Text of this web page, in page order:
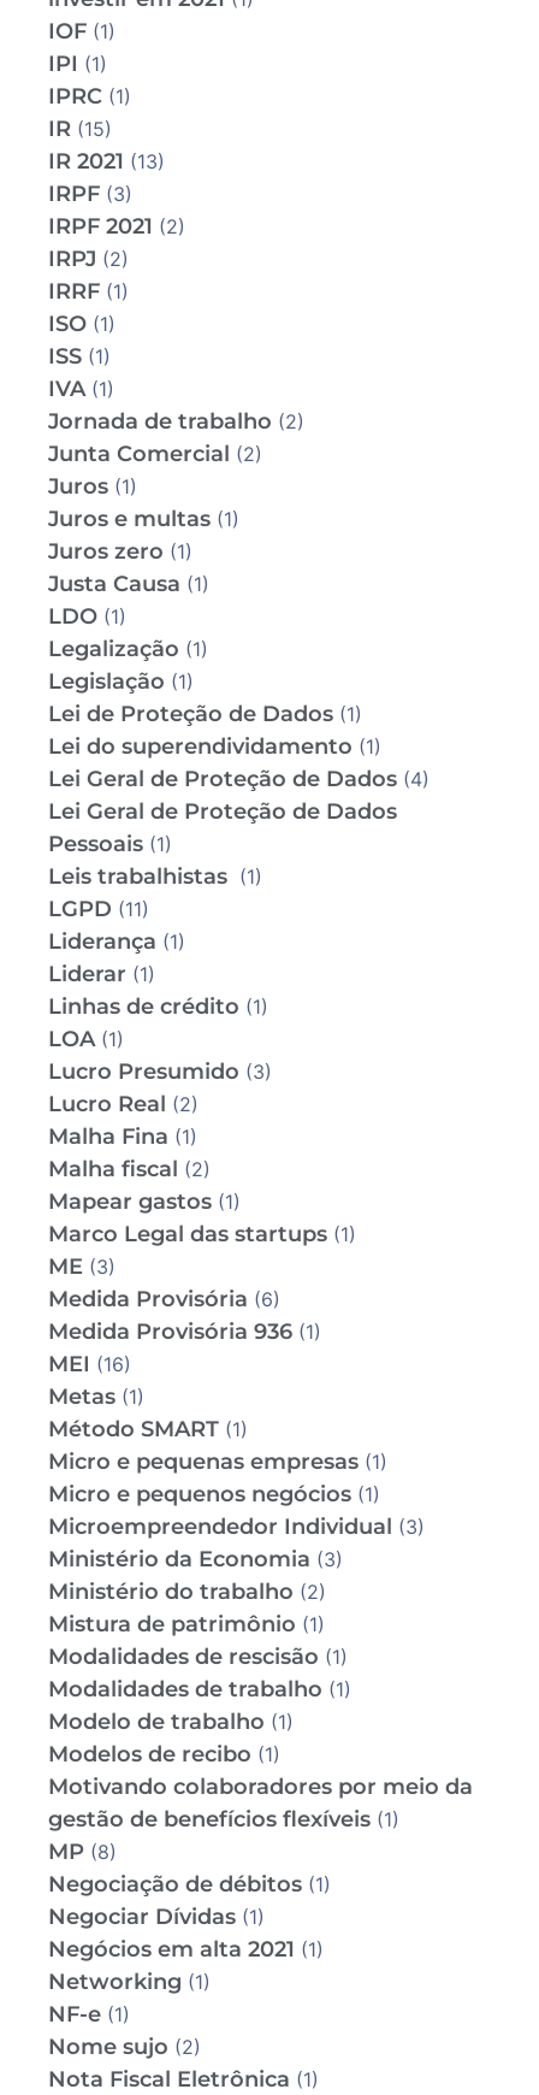
IOF (1)
IPI (1)
IPRC (1)
IR (15)
IR 2021 (13)
IRPF (3)
IRPF 2021 (2)
IRPJ (2)
IRRF (1)
ISO (1)
ISS (1)
IVA(1)
Jornada de trabalho (2)
Junta Comercial (2)
Juros (1)
Juros e multas (1)
Juros zero (1)
Justa Causa (1)
LDO (1)
Legalização (1)
Legislação (1)
Lei de Proteção de Dados (1)
Lei do superendividamento (1)
Lei Geral de Proteção de Dados (4)
Lei Geral de Proteção de Dados
Pessoais (1)
Leis trabalhistas (1)
LGPD (11)
Liderança (1)
Liderar (1)
Linhas de crédito (1)
LOA(1)
Lucro Presumido (3)
Lucro Real (2)
Malha Fina (1)
Malha fiscal (2)
Mapear gastos (1)
Marco Legal das startups (1)
ME (3)
Medida Provisória (6)
Medida Provisória 936 (1)
MEI (16)
Metas (1)
Método SMART (1)
Micro e pequenas empresas (1)
Micro e pequenos negócios (1)
Microempreendedor Individual (3)
Ministério da Economia (3)
Ministério do trabalho (2)
Mistura de patrimônio (1)
Modalidades de rescisão (1)
Modalidades de trabalho (1)
Modelo de trabalho (1)
Modelos de recibo (1)
Motivando colaboradores por meio da
gestão de benefícios flexíveis (1)
MP (8)
Negociação de débitos (1)
Negociar Dívidas (1)
Negócios em alta 2021 (1)
Networking (1)
NF-e (1)
Nome sujo (2)
Nota Fiscal Eletrônica (1)